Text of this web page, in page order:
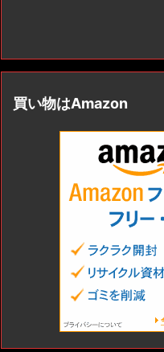
買い物はAmazon